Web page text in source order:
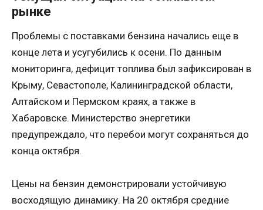
рынке
Проблемы с поставками бензина начались еще в
конце лета и усугубились к осени. По данным
мониторинга, дефицит топлива был зафиксирован в
Крыму, Севастополе, Калининградской области,
Алтайском и Пермском краях, а также в
Хабаровске. Министерство энергетики
предупреждало, что перебои могут сохраняться до
конца октября.
Цены на бензин демонстрировали устойчивую
восходящую динамику. На 20 октября средние